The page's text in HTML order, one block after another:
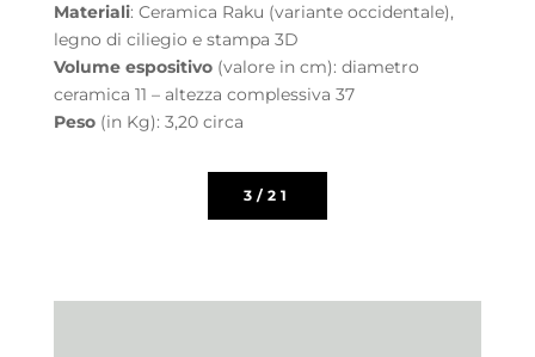
Materiali: Ceramica Raku (variante occidentale),
legno di ciliegio e stampa 3D
Volume espositivo(valore in cm): diametro
ceramica 11 – altezza complessiva 37
Peso(in Kg): 3,20 circa
3/21